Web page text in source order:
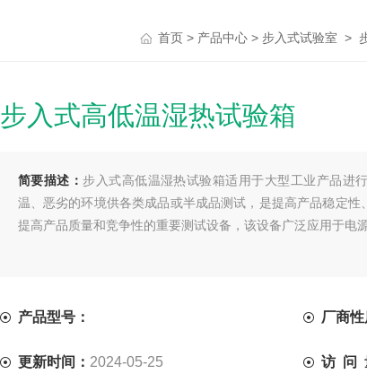
首页 > 产品中心 >步入式试验室 >
步入式高低温湿热试验箱
简要描述： 步入式高低温湿热试验箱适用于大型工业产品进
温、恶劣的环境供各类成品或半成品测试，是提高产品稳定
提高产品质量和竞争性的重要测试设备，该设备广泛应用于电
产品型号： 厂商
更新时间： 2024-05-25 访 问